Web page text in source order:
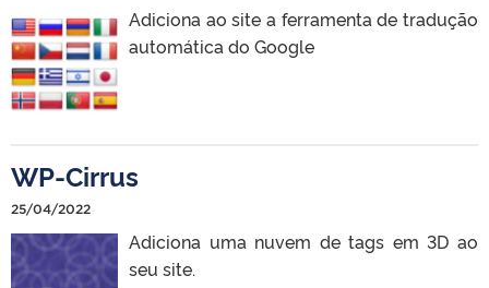
Adiciona ao site a ferramenta de tradução
automática do Google
WP-Cirrus
25/04/2022
Adiciona uma nuvem de tags em 3D ao
seu site.